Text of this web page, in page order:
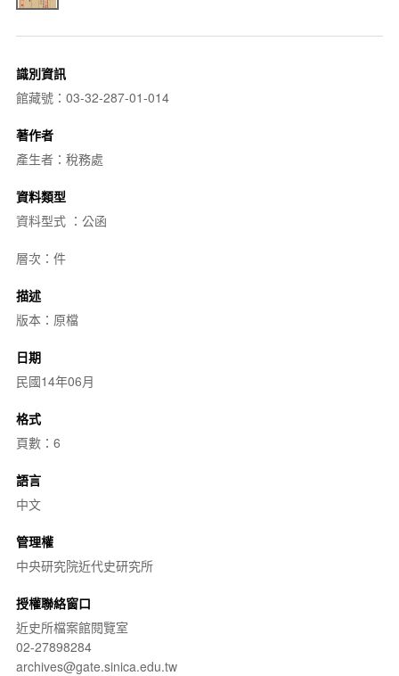
識別資訊
館藏號：03-32-287-01-014
著作者
產生者：稅務處
資料類型
資料型式 ：公函
層次：件
描述
版本：原檔
日期
民國14年06月
格式
頁數：6
語言
中文
管理權
中央研究院近代史研究所
授權聯絡窗口
近史所檔案館閱覽室
02-27898284
archives@gate.sinica.edu.tw